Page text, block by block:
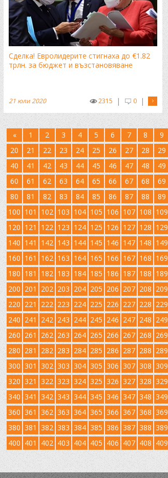
Сделка! Евролидерите стигнаха до €1.82
трлн. за бюджет и възстановяване
|
0
|
2315
21 юли 2020
« 1 2 3 4 5 6 7 8 9
20
21 22 23 24 25 26 27 28 29
40
41 42 43 44 45 46 47 48 49
60
61 62 63 64 65 66 67 68 69
80
81 82 83 84 85 86 87 88 89
100 101 102 103 104 105 106 107 108 109
120 121 122 123 124 125 126 127 128 129
140 141 142 143 144 145 146 147 148 149
160 161 162 163 164 165 166 167 168 169
180 181 182 183 184 185 186 187 188 189
200 201 202 203 204 205 206 207 208 209
220 221 222 223 224 225 226 227 228 229
240 241 242 243 244 245 246 247 248 249
260 261 262 263 264 265 266 267 268 269
280 281 282 283 284 285 286 287 288 289
300 301 302 303 304 305 306 307 308 309
320 321 322 323 324 325 326 327 328 329
340 341 342 343 344 345 346 347 348 349
360 361 362 363 364 365 366 367 368 369
380 381 382 383 384 385 386 387 388 389
400 401 402 403 404 405 406 407 408 409